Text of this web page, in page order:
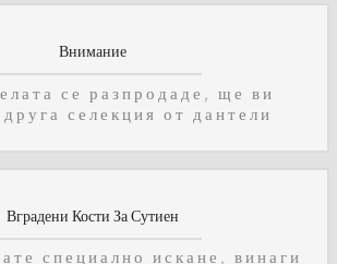
Внимание
се разпродаде, ще ви
селекция от дантели
Вградени Кости За Сутиен
специално искане, винаги